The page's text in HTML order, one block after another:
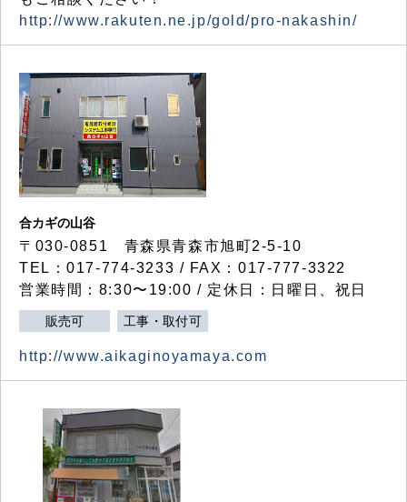
http://www.rakuten.ne.jp/gold/pro-nakashin/
合カギの山谷
〒030-0851 青森県青森市旭町2-5-10
TEL：017-774-3233 / FAX：017-777-3322
営業時間：8:30〜19:00 / 定休日：日曜日、祝日
販売可 工事・取付可
http://www.aikaginoyamaya.com